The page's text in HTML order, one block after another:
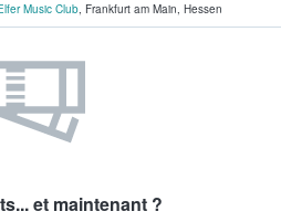
Music Club, Frankfurt am Main, Hessen
et maintenant ?